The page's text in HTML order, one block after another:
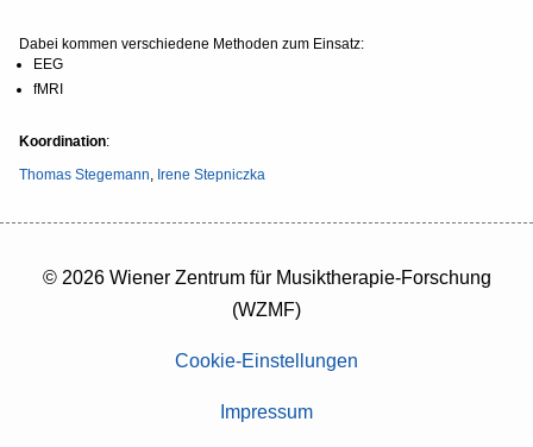
Dabei kommen verschiedene Methoden zum Einsatz:
EEG
fMRI
Koordination:
Thomas Stegemann, Irene Stepniczka
© 2026 Wiener Zentrum für Musiktherapie-Forschung
(WZMF)
Cookie-Einstellungen
Impressum